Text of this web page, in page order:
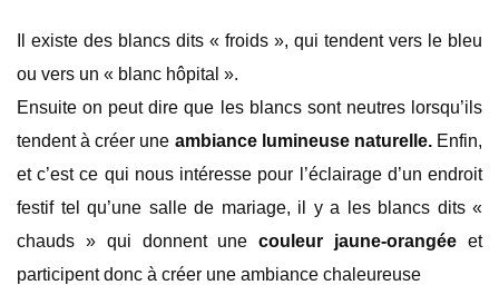
Il existe des blancs dits « froids », qui tendent vers le bleu
ou vers un « blanc hôpital ».
Ensuite on peut dire que les blancs sont neutres lorsqu’ils
tendent à créer une ambiance lumineuse naturelle. Enfin,
et c’est ce qui nous intéresse pour l’éclairage d’un endroit
festif tel qu’une salle de mariage, il y a les blancs dits «
chauds » qui donnent unecouleur jaune-orangée et
participent donc à créer une ambiance chaleureuse